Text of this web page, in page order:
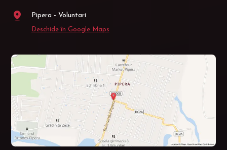
Pipera - Voluntari
Deschide în Google Maps